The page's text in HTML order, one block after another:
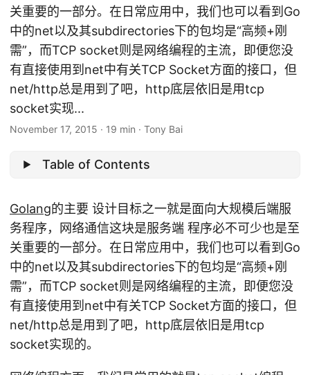
关重要的一部分。在日常应用中，我们也可以看到Go
中的net以及其subdirectories下的包均是“高频+刚
需”，而TCP socket则是网络编程的主流，即便您没
有直接使用到net中有关TCP Socket方面的接口，但
net/http总是用到了吧，http底层依旧是用tcp
socket实现...
November 17, 2015 · 19 min · Tony Bai
Table of Contents
Golang的主要 设计目标之一就是面向大规模后端服
务程序，网络通信这块是服务端 程序必不可少也是至
关重要的一部分。在日常应用中，我们也可以看到Go
中的net以及其subdirectories下的包均是“高频+刚
需”，而TCP socket则是网络编程的主流，即便您没
有直接使用到net中有关TCP Socket方面的接口，但
net/http总是用到了吧，http底层依旧是用tcp
socket实现的。